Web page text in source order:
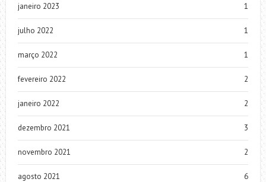
janeiro 2023 1
julho 2022 1
março 2022 1
fevereiro 2022 2
janeiro 2022 2
dezembro 2021 3
novembro 2021 2
agosto 2021 6